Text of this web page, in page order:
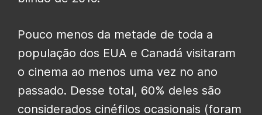
Pouco menos da metade de toda a
população dos EUA e Canadá visitaram
o cinema ao menos uma vez no ano
passado. Desse total, 60% deles são
considerados cinéfilos ocasionais (foram